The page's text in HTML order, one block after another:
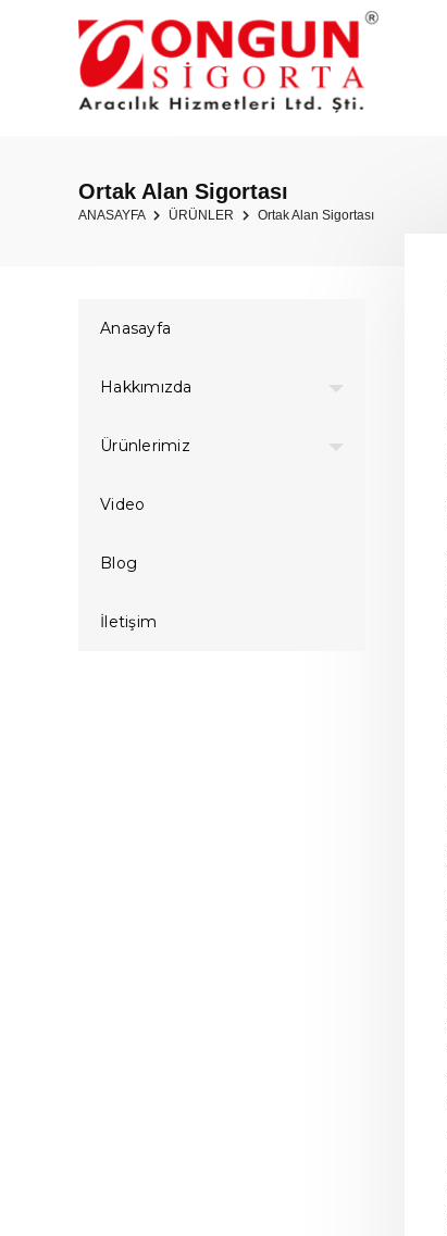
Ortak Alan Sigortası
ANASAYFA ÜRÜNLER Ortak Alan Sigortası
Anasayfa
Hakkımızda
Ürünlerimiz
Video
Blog
İletişim